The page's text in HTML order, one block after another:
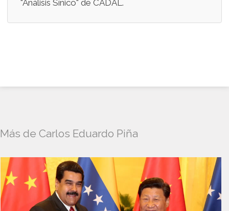
"Análisis Sínico" de CADAL.
Más de Carlos Eduardo Piña